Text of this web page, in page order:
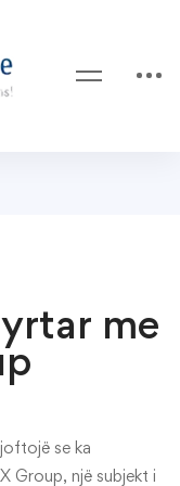
me
se ka
Group, një subjekt i